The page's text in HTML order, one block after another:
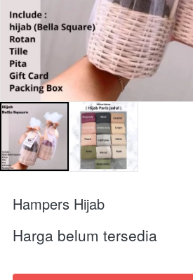
Hampers Hijab
Harga belum tersedia